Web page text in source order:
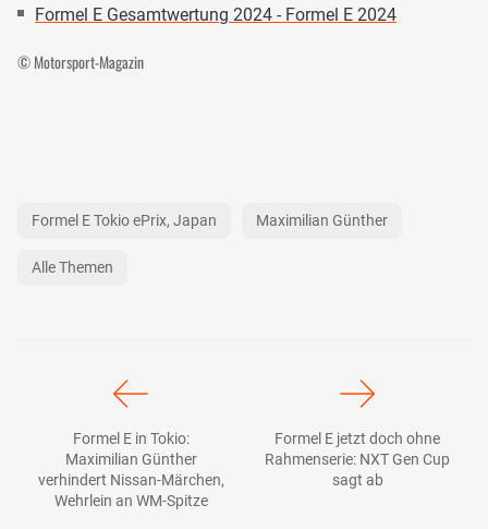
Formel E Gesamtwertung 2024 - Formel E 2024
© Motorsport-Magazin
Formel E Tokio ePrix, Japan Maximilian Günther
Alle Themen
Formel E in Tokio:
Maximilian Günther
verhindert Nissan-Märchen,
Wehrlein an WM-Spitze
Formel E jetzt doch ohne
Rahmenserie: NXT Gen Cup
sagt ab